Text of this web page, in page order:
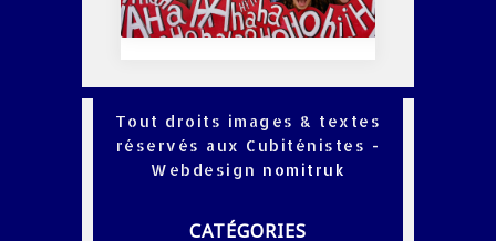
Tout droits images & textes
réservés aux Cubiténistes -
Webdesign nomitruk
CATÉGORIES